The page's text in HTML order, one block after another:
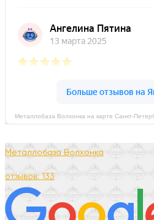
Металлобаза Волхонка
отзывов: 133